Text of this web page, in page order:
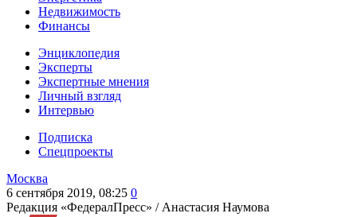
Недвижимость
Финансы
Энциклопедия
Эксперты
Экспертные мнения
Личный взгляд
Интервью
Подписка
Спецпроекты
Москва
6 сентября 2019, 08:25 0
Редакция «ФедералПресс» / Анастасия Наумова